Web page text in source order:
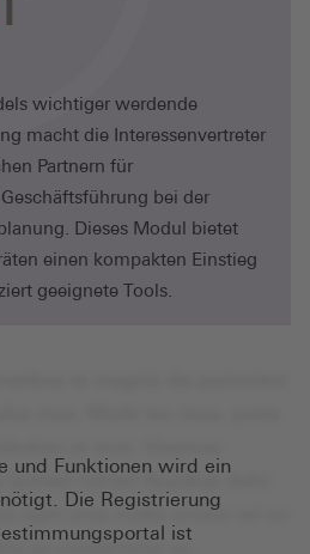
wichtiger werdende
macht die Interessenvertreter
Partnern für
bei der
Dieses Modul bietet
einen kompakten Einstieg
geeignete Tools.
und Funktionen wird ein
Die Registrierung
ist